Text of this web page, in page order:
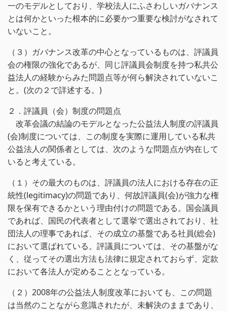
一のモデルとしており、学校法人にふさわしいガバナンス
とは何かといった根本的に必要かつ重要な検討がなされて
いないこと。
（３）ガバナンス改革の中心となっているものは、評議員
会の権限の強化であるが、同じ評議員会制度を持つ私共公
益法人の経験からみた問題点等が何ら解決されていないこ
と。(次の２で詳述する。)
２．評議員（会）制度の問題点
改革会議の結論のモデルとなった公益法人制度の評議員
(会)制度については、この制度を実際に運用している私共
公益法人の関係者としては、次のような問題点が内在して
いると考えている。
（１）その最大のものは、評議員の法人における存在の正
統性(legitimacy)の問題であり、何故評議員(会)が強力な権
限を保有できるかという理由付けの問題である。国会議員
であれば、国民の代表者として選挙で選出されており、社
団法人の理事であれば、その成立の基盤である社員(総会)
において選ばれている。評議員については、その基盤がな
く、従ってその選出方法も法律に規定されておらず、定款
において各法人が定めることとなっている。
（２）2008年の公益法人制度改革においても、この問題
は当然のことながら意識されたが、未解決のままであり、